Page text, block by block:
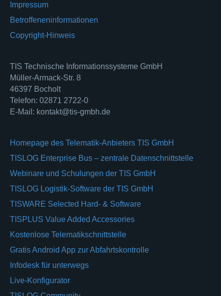
Impressum
Betroffeneninformationen
Copyright-Hinweis
TIS Technische Informationssysteme GmbH
Müller-Armack-Str. 8
46397 Bocholt
Telefon: 02871 2722-0
E-Mail: kontakt@tis-gmbh.de
Homepage des Telematik-Anbieters TIS GmbH
TISLOG Enterprise Bus – zentrale Datenschnittstelle
Webinare und Schulungen der TIS GmbH
TISLOG Logistik-Software der TIS GmbH
TISWARE Selected Hard- & Software
TISPLUS Value Added Accessories
Kostenlose Telematikschnittstelle
Gratis Android App zur Abfahrtskontrolle
Infodesk für unterwegs
Live-Konfigurator